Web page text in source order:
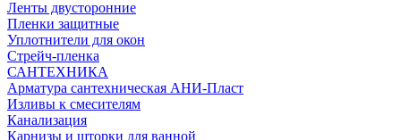
Ленты двусторонние
Пленки защитные
Уплотнители для окон
Стрейч-пленка
САНТЕХНИКА
Арматура сантехническая АНИ-Пласт
Изливы к смесителям
Канализация
Карнизы и шторки для ванной